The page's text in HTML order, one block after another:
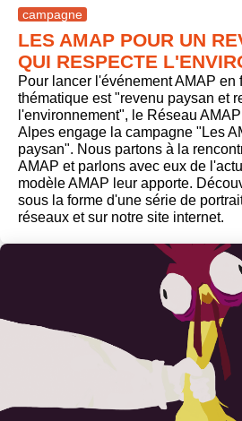
campagne
LES AMAP POUR UN
QUI RESPECTE
Pour lancer l'événement AMAP en
thématique est "revenu paysan et
l'environnement", le Réseau
Alpes engage la campagne "Les
paysan". Nous partons à la
AMAP et parlons avec eux de
modèle AMAP leur apporte.
sous la forme d'une série de
réseaux et sur notre site internet.